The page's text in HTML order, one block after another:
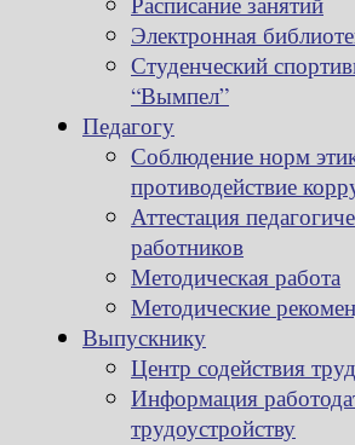
Электронная
Студенческий
“Вымпел”
Педагогу
Соблюдение норм
противодействие
Аттестация
работников
Методическая работа
Методические
Выпускнику
Центр содействия
Информация
трудоустройству